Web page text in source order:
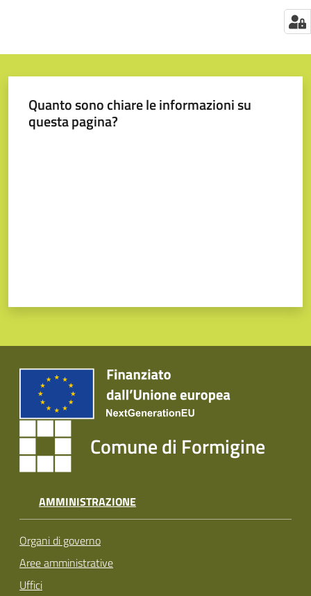
Quanto sono chiare le informazioni su
questa pagina?
Comune di Formigine
AMMINISTRAZIONE
Organi di governo
Aree amministrative
Uffici